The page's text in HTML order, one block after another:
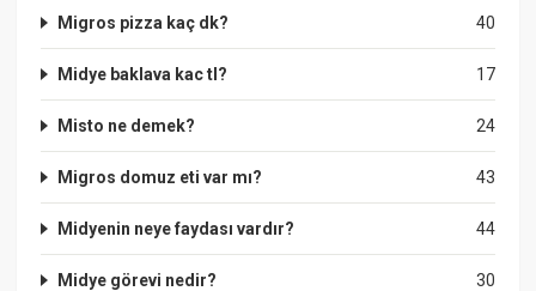
40
Migros pizza kaç dk?
17
Midye baklava kac tl?
24
Misto ne demek?
43
Migros domuz eti var mı?
44
Midyenin neye faydası vardır?
30
Midye görevi nedir?